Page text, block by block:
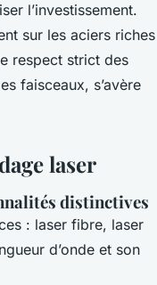
l’investissement.
sur les aciers riches
respect strict des
faisceaux, s’avère
laser
distinctives
: laser fibre, laser
d’onde et son